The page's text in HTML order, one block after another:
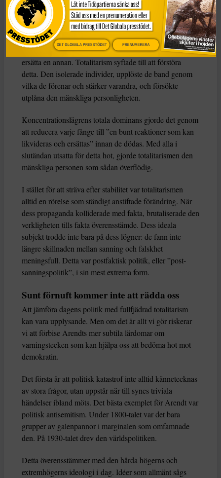
Totalitarism vill isolera individer
Mänskligheten, sade Arendt, kännetecknas av sin
oändliga variation – ingen person kan någonsin helt
ersätta en annan. Totalitarism syftade till att förstöra
detta. Den isolerade individer, upplöste de band genom
vilka de förenar och stärker varandra, och försökte
utplåna den mänskliga personligheten.
Koncentrationslägrens totala dominans gjorde det genom
att reducera varje fånge till ”en bunt reaktioner som kan
likvideras och ersättas” innan de dödas. Med alla i
slutändan utsatta för detta hot, gjorde totalitarismen den
mänskliga personen som sådan överflödig.
I stället för att sträva efter stabilitet var totalitarismen
alltid en rörelse som ständigt anstiftade förändring. När
dess propaganda kolliderade med fakta, brutaliserade den
verkligheten tills fakta överensstämde. Dess ideala
subjekt trodde inte bara på dess lögner: de fann inte
längre skillnaden mellan sanning och falskhet
meningsfull. Detta var postfaktisk politik, eller ”post-
sanningspolitik”, i sin mest extrema form.
Sunt förnuft kommer inte att rädda oss
Att jämföra dagens politik med fullfjädrad totalitarism
kan vara upplysande. Men om det är allt vi gör riskerar
vi att förbise Arendts mer subtila lärdomar om
varningstecken som kan hjälpa oss att bedöma hot mot
demokratin.
Det första är att politisk katastrof inte alltid kännetecknas
av stora frågor, utan uppstår när till synes triviala
händelser ibland möts. Det bästa exemplet för Arendt var
politisk antisemitism. Under 1800-talet var det bara
grupper av galenpannor i marginalen som omfamnade
den. På 1930-talet drev den världspolitiken.
Detta överensstämmer med den hårda högerns och
extremhögerns ideologi i dag. Idéer som allmänt sågs
DET GLOBALA PRESSTÖDET PRENUMERERA